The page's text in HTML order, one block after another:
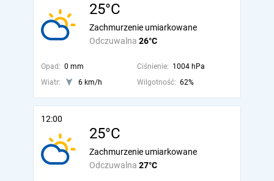
25°C
Odczuwalna 26°C
Zachmurzenie umiarkowane
Opad: 0 mm Ciśnienie: 1004 hPa
Wiatr:
6 km/h Wilgotność: 62%
12:00
25°C
Odczuwalna 27°C
Zachmurzenie umiarkowane